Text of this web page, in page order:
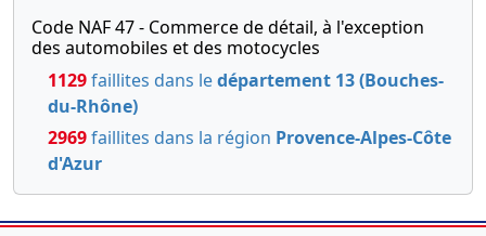
Code NAF 47 - Commerce de détail, à l'exception
des automobiles et des motocycles
1129faillites dans ledépartement 13 (Bouches-
du-Rhône)
2969faillites dans la région Provence-Alpes-Côte
d'Azur